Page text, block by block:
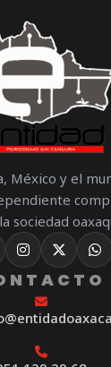
México y el
sociedad